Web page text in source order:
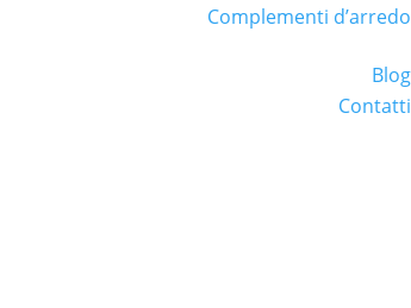
Complementi d’arredo
Blog
Contatti